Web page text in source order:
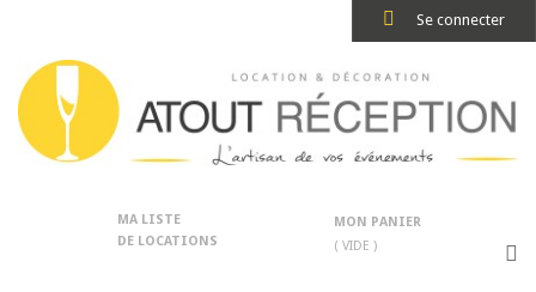
Se connecter
MA LISTE
DE LOCATIONS
MON PANIER
( VIDE )